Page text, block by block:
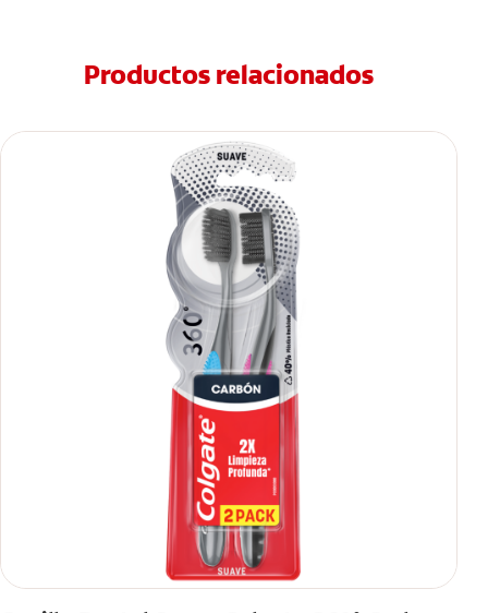
Productos relacionados